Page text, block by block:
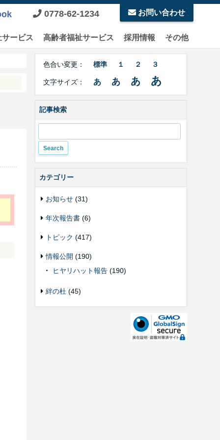
0778-62-1234 お問い合わせ
ービス 高齢者福祉サービス 採用情報 その他
Right
Side
色
合
変
色合い変更： 標準 １ ２ ３
文字サイズ： あ あ あ あ
記事検索
カテゴリー
お知らせ (31)
年次報告書 (6)
トピック (417)
情報公開 (190)
ヒヤリハット報告 (190)
絆の杜 (45)